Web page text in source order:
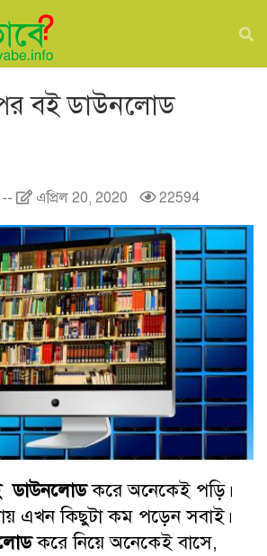
বই ডাউনলোড
-- এপ্রিল 20, 2020 22594
ডাউনলোডকরে অনেকেই পড়ি।
এখন কিছুটা কম পড়েন সবাই।
করে নিয়ে অনেকেই বাসে,